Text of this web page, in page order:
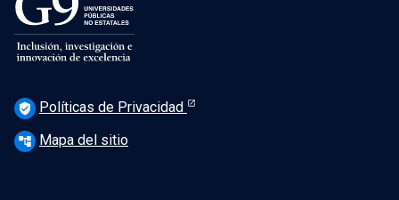
verified_user Políticas de Privacidad
account_tree Mapa del sitio